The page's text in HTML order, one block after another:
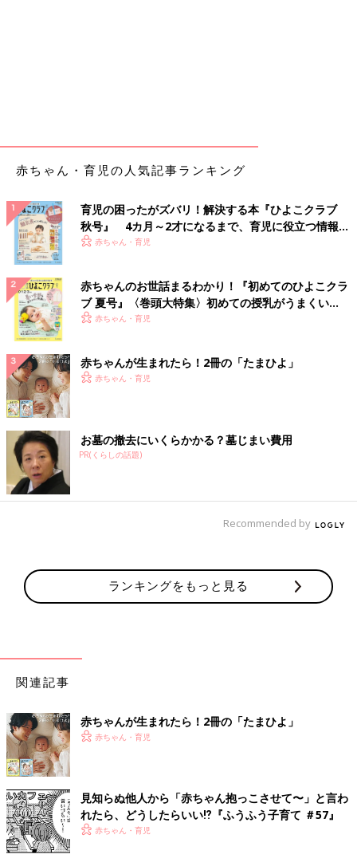
理想
赤ちゃんは横でご機嫌で遊んでて、コーヒー片手にニコニコしな
がらパソコンで仕事。「一緒にいられて、仕事もできて、充実し
リアル
まずはメールを確認しよう…と、あれ、泣いてる、どうしたの
ー？ふむ、おっぱいして寝るのね、ふぅ。寝たー！よし、仕事仕
事…と思ったら、お目覚めですか！！仕方ないから遊ぶか、幸せ
だなぁかわいいなぁ… よし、集中し始めたから私も仕事…あれ、
泣いてるぞ。どうしたんだっけ？あれ、もうこんな時間！？ま
た、おっぱいかー！！！
赤ちゃんのお世話って、予想以上に時間がかかるし、もちろん彼
らもせっかく一緒にいるなら遊んでほしい。結果的に、仕事がで
きる時間は赤ちゃん次第になります。
それでも、3 カ月くらいまでは寝る時間も長くどうにかなって
も、月齢が上がって赤ちゃんが賢くなると、要求も高度になり、
どんどん難しくなっていきます。そしてこちらも、その欲求に応
えてあげたい。かわいい。かわいいんだ…
で動き回れるようになってくる、６カ月くらいが「なんとかでき
赤ちゃんと在宅ワーク、できる仕事は想定の半分以下、が私のリ
アルです。
のリアル
理想
在宅だから、お昼は美味しいものを作ろう！
も考えて〜。食後にコーヒーとおやつも食べちゃおうー！
リアル
ご飯が作れる・食べられる＝赤ちゃんから手が離れてる時間。と
いうことは、仕事ができる時間の到来です。12時でも、お腹が空
いていても、両手が空いてる。ということは、とにかく仕事のチ
ャンス！例えこのあと腹ペコで死にそうになりながら授乳の時間
を迎える未来が待っていたとしても…
赤ちゃん・育児の人気記事ランキング
育児の困ったがズバリ！解決する本『ひよこクラブ
秋号』 4カ月～2才になるまで、育児に役立つ情報が
いっぱい！
赤ちゃん・育児
赤ちゃんのお世話まるわかり！『初めてのひよこクラ
ブ 夏号』〈巻頭大特集〉初めての授乳がうまくい
く！ おっぱい・ミルクの基本と夏のトラブル 解決テ
赤ちゃん・育児
赤ちゃんが生まれたら！2冊の「たまひよ」
赤ちゃん・育児
お墓の撤去にいくらかかる？墓じまい費用
PR(くらしの話題)
Recommended by
ランキングをもっと見る
関連記事
赤ちゃんが生まれたら！2冊の「たまひよ」
赤ちゃん・育児
見知らぬ他人から「赤ちゃん抱っこさせて〜」と言わ
れたら、どうしたらいい⁉︎『ふうふう子育て ＃57』
赤ちゃん・育児